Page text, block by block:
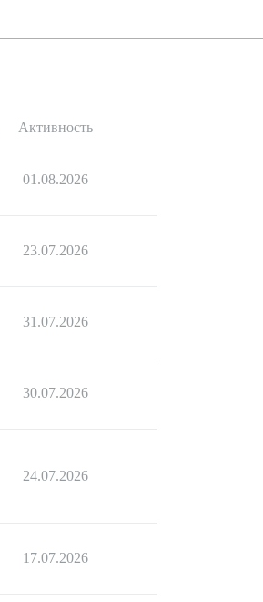
Активность
01.08.2026
23.07.2026
31.07.2026
30.07.2026
24.07.2026
17.07.2026